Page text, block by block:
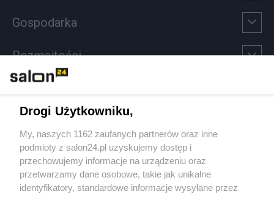
Gospodarka
Rozmaitości
Sport
Społeczeństwo
Kultura
Drogi Użytkowniku,
My, naszych 1162 zaufanych partnerów oraz inne
podmioty z salon24.pl uzyskujemy dostęp i
przechowujemy informacje na urządzeniu oraz
przetwarzamy dane osobowe, takie jak unikalne
identyfikatory, standardowe informacje wysyłane przez